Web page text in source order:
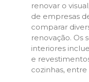
renovar o
de empresas
comparar
renovação. Os
interiores
e
cozinhas, entre